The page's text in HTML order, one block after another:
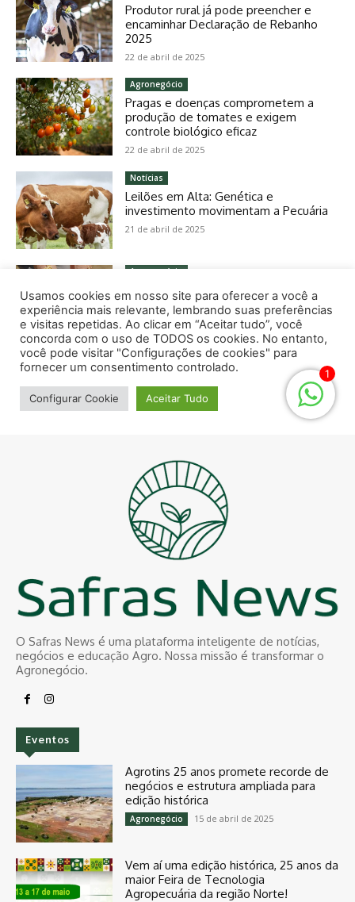
O Safras News é uma plataforma inteligente de notícias,
negócios e educação Agro. Nossa missão é transformar o
Agronegócio.
Eventos
Agrotins 25 anos promete recorde de
negócios e estrutura ampliada para
edição histórica
Agronegócio 15 de abril de 2025
Vem aí uma edição histórica, 25 anos da
maior Feira de Tecnologia
Agropecuária da região Norte!